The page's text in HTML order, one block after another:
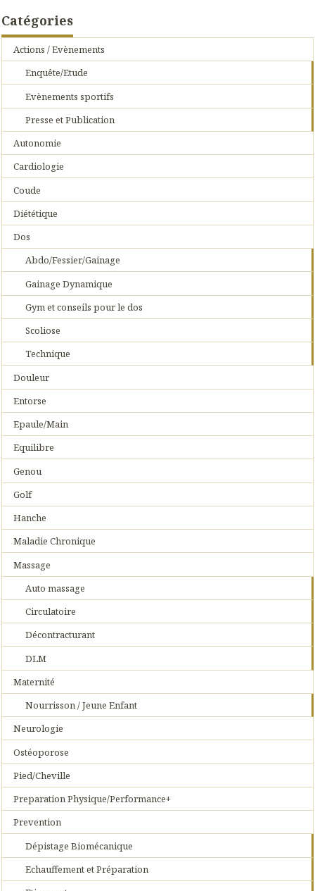
Catégories
Actions / Evènements
Enquête/Etude
Evènements sportifs
Presse et Publication
Autonomie
Cardiologie
Coude
Diététique
Dos
Abdo/Fessier/Gainage
Gainage Dynamique
Gym et conseils pour le dos
Scoliose
Technique
Douleur
Entorse
Epaule/Main
Equilibre
Genou
Golf
Hanche
Maladie Chronique
Massage
Auto massage
Circulatoire
Décontracturant
DLM
Maternité
Nourrisson / Jeune Enfant
Neurologie
Ostéoporose
Pied/Cheville
Preparation Physique/Performance+
Prevention
Dépistage Biomécanique
Echauffement et Préparation